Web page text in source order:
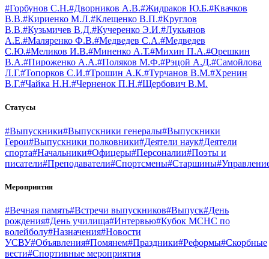
#Горбунов С.Н.#Дворников А.В.#Жидраков Ю.Б.#Квачков
В.В.#Кириенко М.Л.#Клещенко В.П.#Круглов
В.В.#Кузьмичев В.Д.#Кучеренко Э.И.#Лукьянов
А.Е.#Маляренко Ф.В.#Медведев С.А.#Медведев
С.Ю.#Меликов И.В.#Миненко А.Т.#Михин П.А.#Орешкин
В.А.#Пироженко А.А.#Поляков М.Ф.#Рэцой А.Д.#Самойлова
Л.Г.#Топорков С.И.#Трошин А.К.#Турчанов В.М.#Хренин
В.Г.#Чайка Н.Н.#Черненок П.Н.#Щербович В.М.
Статусы
#Выпускники#Выпускники генералы#Выпускники
Герои#Выпускники полковники#Деятели наук#Деятели
спорта#Начальники#Офицеры#Персоналии#Поэты и
писатели#Преподаватели#Спортсмены#Старшины
Мероприятия
#Вечная память#Встречи выпускников#Выпуск#День
рождения#День училища#Интервью#Кубок МСНС по
волейболу#Назначения#Новости
УСВУ#Объявления#Помянем#Праздники#Реформы#Скорбные
вести#Спортивные мероприятия